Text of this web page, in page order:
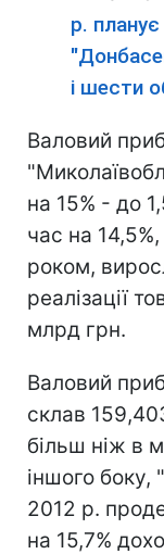
р.
і шести
Валовий
на 15% - до
час на
роком,
реалізації
млрд грн.
Валовий
склав
більш ніж в
іншого боку,
2012 р.
на 15,7%